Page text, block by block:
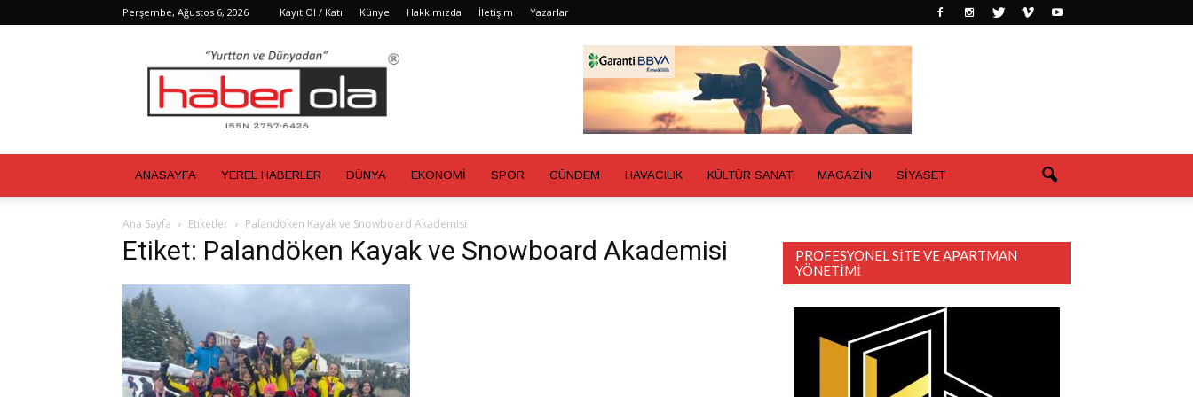
Perşembe, Ağustos 6, 2026 Kayıt Ol / Katıl Künye Hakkımızda İletişim Yazarlar
ANASAYFA YEREL HABERLER DÜNYA EKONOMİ SPOR GÜNDEM HAVACILIK KÜLTÜR SANAT MAGAZİN SİYASET
Ana Sayfa Etiketler Palandöken Kayak ve Snowboard Akademisi
Etiket: Palandöken Kayak ve Snowboard Akademisi
PROFESYONEL SITE VE APARTMAN
YÖNETIMI